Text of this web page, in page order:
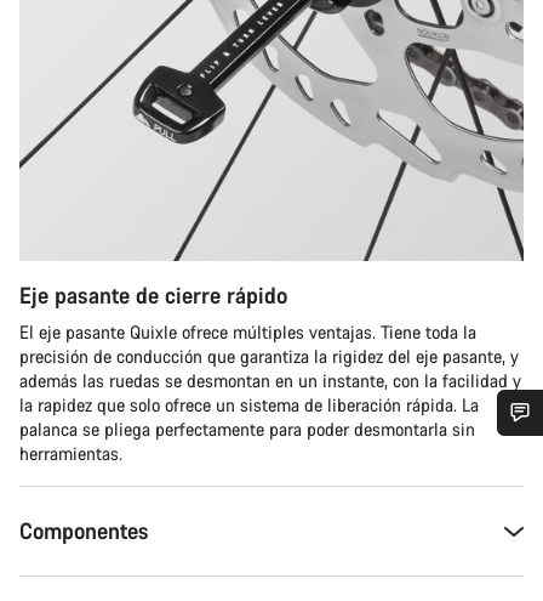
Eje pasante de cierre rápido
El eje pasante Quixle ofrece múltiples ventajas. Tiene toda la
precisión de conducción que garantiza la rigidez del eje pasante, y
además las ruedas se desmontan en un instante, con la facilidad y
la rapidez que solo ofrece un sistema de liberación rápida. La
palanca se pliega perfectamente para poder desmontarla sin
herramientas.
Componentes
¿Necesitas ayuda?
Nuestros expertos estarán encantados de responder a tus
preguntas.